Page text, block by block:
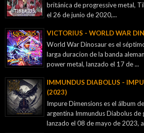
británica de progressive metal,
el 26 de junio de 2020,...
VICTORIUS - WORLD WAR
World War Dinosaur es el
larga duracion de la banda
power metal, lanzado el 17 de ...
IMMUNDUS DIABOLUS -
(2023)
Impure Dimensions es el álbum
argentina Immundus Diabolus de
lanzado el 08 de mayo de 2023,